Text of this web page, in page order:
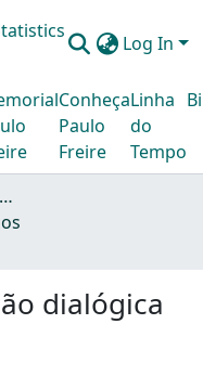
Log In
Conheça
Paulo
Freire
Linha
do
Tempo
Acervo Educador Paulo Freire
dialógica